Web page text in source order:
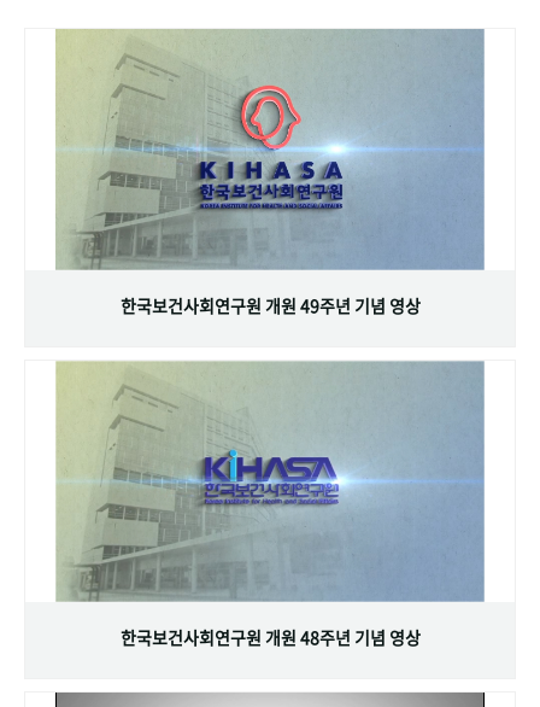
기록물 아카이브
사진 아카이브 문서 기록물 행정박물 영상 기록물
주년 기념
성과 50선 숫자로 보는 50년
VR 역사관
한국보건사회연구원 개원 49주년 기념 영상
한국보건사회연구원 개원 48주년 기념 영상